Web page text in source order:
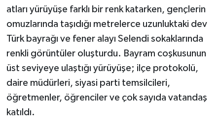
atları yürüyüşe farklı bir renk katarken, gençlerin
omuzlarında taşıdığı metrelerce uzunluktaki dev
Türk bayrağı ve fener alayı Selendi sokaklarında
renkli görüntüler oluşturdu. Bayram coşkusunun
üst seviyeye ulaştığı yürüyüşe; ilçe protokolü,
daire müdürleri, siyasi parti temsilcileri,
öğretmenler, öğrenciler ve çok sayıda vatandaş
katıldı.
MAGAZİN
Otomobil
Sağlık